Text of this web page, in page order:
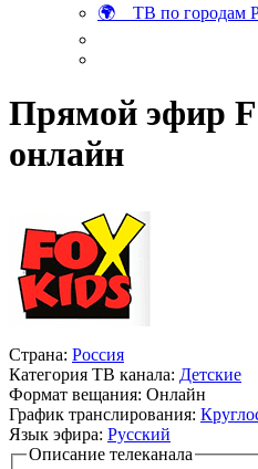
🌍 ТВ по городам
Прямой эфир
онлайн
Страна: Россия
Категория ТВ канала: Детские
Формат вещания: Онлайн
График транслирования:
Язык эфира: Русский
Описание телеканала